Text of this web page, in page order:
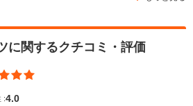
に関するクチコミ・評価
:4.0